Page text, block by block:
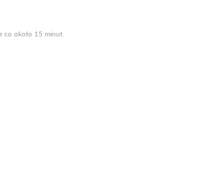
co około 15 minut.